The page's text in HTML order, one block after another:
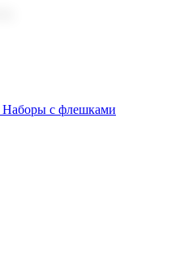
Наборы с флешками